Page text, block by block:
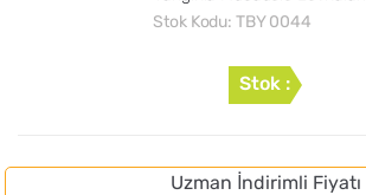
Stok Kodu: TBY 0044
Stok :
Uzman İndirimli Fiyatı